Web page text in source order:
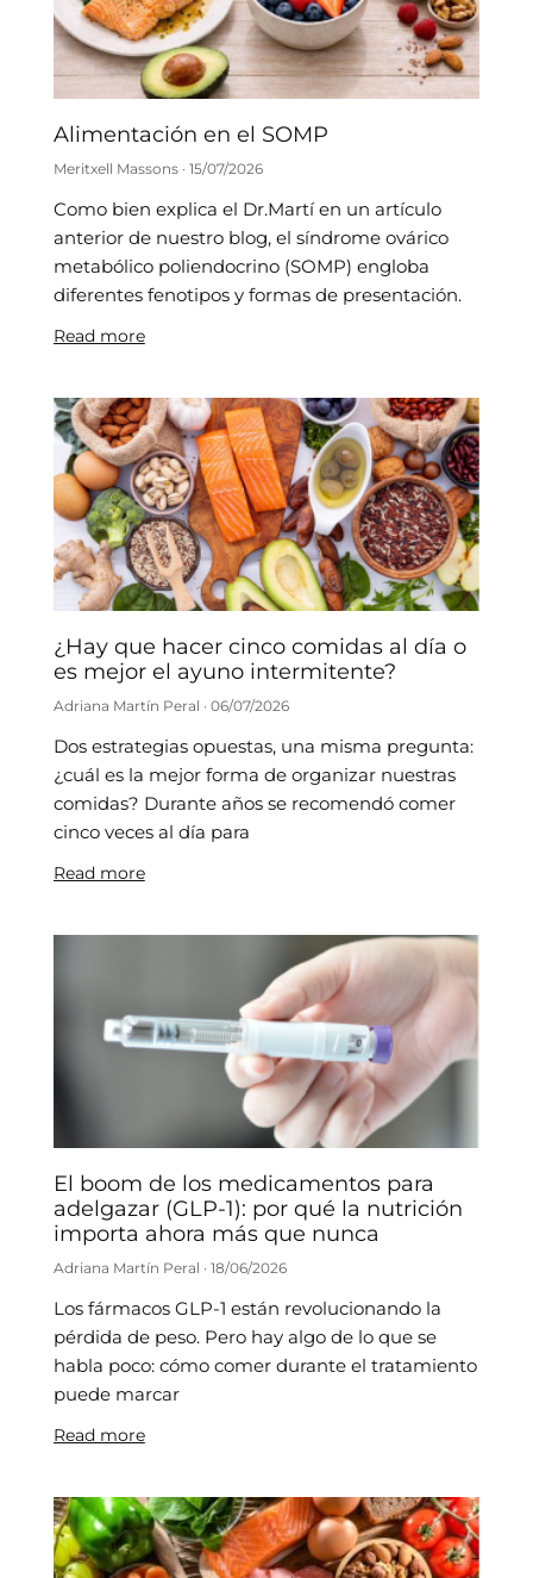
Alimentación en el SOMP
Meritxell Massons 15/07/2026
Como bien explica el Dr.Martí en un artículo
anterior de nuestro blog, el síndrome ovárico
metabólico poliendocrino (SOMP) engloba
diferentes fenotipos y formas de presentación.
Read more
¿Hay que hacer cinco comidas al día o
es mejor el ayuno intermitente?
Adriana Martín Peral 06/07/2026
Dos estrategias opuestas, una misma pregunta:
¿cuál es la mejor forma de organizar nuestras
comidas? Durante años se recomendó comer
cinco veces al día para
Read more
El boom de los medicamentos para
adelgazar (GLP-1): por qué la nutrición
importa ahora más que nunca
Adriana Martín Peral 18/06/2026
Los fármacos GLP-1 están revolucionando la
pérdida de peso. Pero hay algo de lo que se
habla poco: cómo comer durante el tratamiento
puede marcar
Read more